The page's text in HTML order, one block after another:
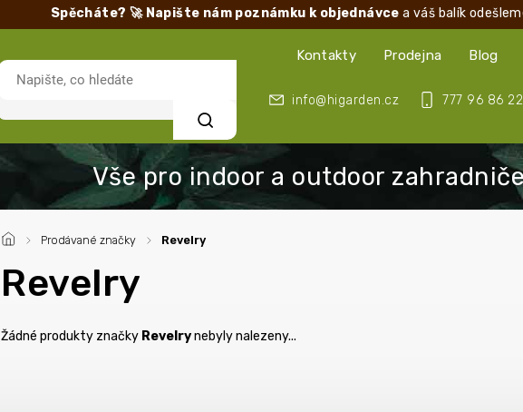
Spěcháte? 🚀 Napište nám poznámku k objednávce a váš balík
777 96 86 22
info@higarden.cz
Kontakty Prodejna Blog
Hledat
/ Prodávané značky / Revelry
Revelry
Žádné produkty značky Revelrynebyly nalezeny...